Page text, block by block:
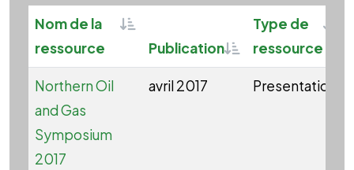
Nom de la
ressource
Sortable
PublicationSortable
Type de
ressource
Northern Oil
and Gas
Symposium
2017
avril 2017 Presentation